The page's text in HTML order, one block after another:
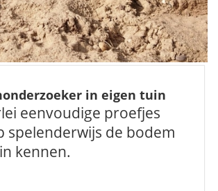
in eigen tuin
eenvoudige proefjes
spelenderwijs de bodem
kennen.